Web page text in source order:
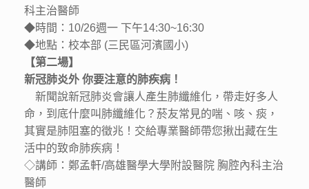
科主治醫師
◆時間：10/26週一 下午14:30~16:30
◆地點：校本部 (三民區河濱國小)
【第二場】
新冠肺炎外 你要注意的肺疾病！
新聞說新冠肺炎會讓人產生肺纖維化，帶走好多人
命，到底什麼叫肺纖維化？菸友常見的喘、咳、痰，
其實是肺阻塞的徵兆！交給專業醫師帶您揪出藏在生
活中的致命肺疾病！
◇講師：鄭孟軒/高雄醫學大學附設醫院 胸腔內科主治
醫師